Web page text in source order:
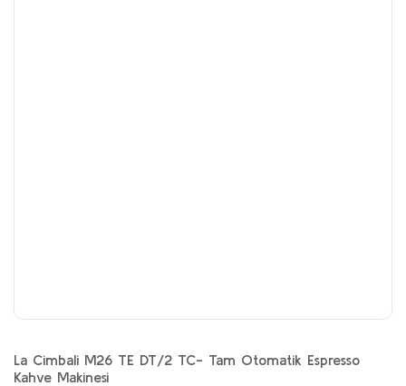
La Cimbali M26 TE DT/2 TC- Tam Otomatik Espresso
Kahve Makinesi